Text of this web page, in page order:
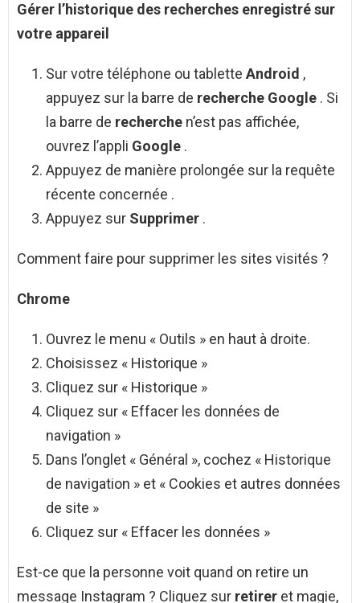
Gérer l’historique des recherches enregistré sur
votre appareil
Sur votre téléphone ou tablette Android ,
appuyez sur la barre de recherche Google . Si
la barre de recherche n’est pas affichée,
ouvrez l’appli Google .
Appuyez de manière prolongée sur la requête
récente concernée .
Appuyez sur Supprimer .
Comment faire pour supprimer les sites visités ?
Chrome
Ouvrez le menu « Outils » en haut à droite.
Choisissez « Historique »
Cliquez sur « Historique »
Cliquez sur « Effacer les données de
navigation »
Dans l’onglet « Général », cochez « Historique
de navigation » et « Cookies et autres données
de site »
Cliquez sur « Effacer les données »
Est-ce que la personne voit quand on retire un
message Instagram ? Cliquez sur retirer et magie,